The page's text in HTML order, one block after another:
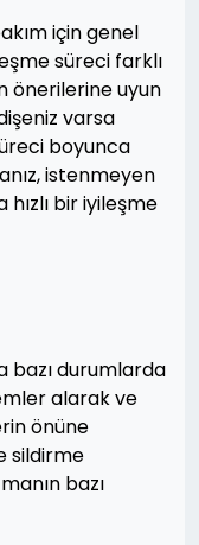
için genel
süreci farklı
önerilerine uyun
varsa
boyunca
istenmeyen
bir iyileşme
bazı durumlarda
alarak ve
önüne
sildirme
bazı